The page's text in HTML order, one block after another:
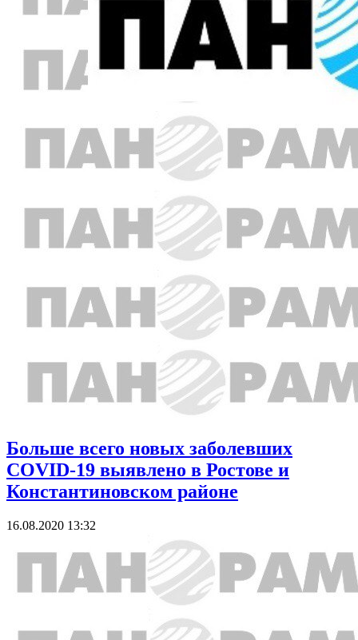
Больше всего новых заболевших
COVID-19 выявлено в Ростове и
Константиновском районе
16.08.2020 13:32